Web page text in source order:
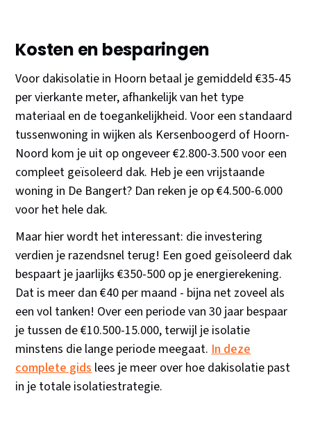
Kosten en besparingen
Voor dakisolatie in Hoorn betaal je gemiddeld €35-45
per vierkante meter, afhankelijk van het type
materiaal en de toegankelijkheid. Voor een standaard
tussenwoning in wijken als Kersenboogerd of Hoorn-
Noord kom je uit op ongeveer €2.800-3.500 voor een
compleet geïsoleerd dak. Heb je een vrijstaande
woning in De Bangert? Dan reken je op €4.500-6.000
voor het hele dak.
Maar hier wordt het interessant: die investering
verdien je razendsnel terug! Een goed geïsoleerd dak
bespaart je jaarlijks €350-500 op je energierekening.
Dat is meer dan €40 per maand - bijna net zoveel als
een vol tanken! Over een periode van 30 jaar bespaar
je tussen de €10.500-15.000, terwijl je isolatie
minstens die lange periode meegaat.In deze
complete gidslees je meer over hoe dakisolatie past
in je totale isolatiestrategie.